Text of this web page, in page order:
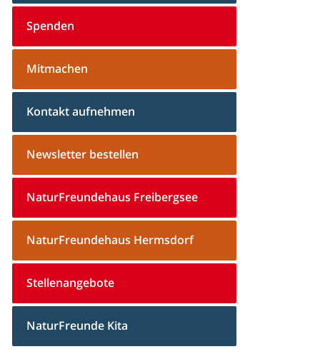
Spenden
Mitmachen
Kontakt aufnehmen
Newsletter bestellen
NaturFreundehaus Freibergsee
NaturFreundehaus Hermsdorf
Stellenangebote
NaturFreunde Kita